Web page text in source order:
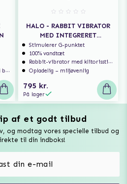
HALO - RABBIT VIBRATOR
MED INTEGRERET
STIMULERINGSRING
Stimulerer G-punktet
100% vandtæt
Rabbit-vibrator med klitorisstimulering
Opladelig – miljøvenlig
795 kr.
På lager
af et godt tilbud
og modtag vores specielle tilbud og
til din indboks!